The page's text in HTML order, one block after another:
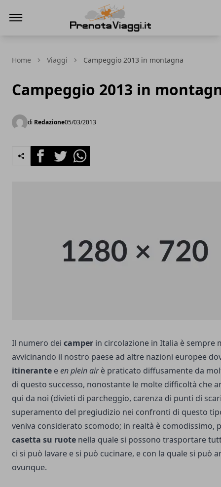
Home Viaggi Campeggio 2013 in montagna
Campeggio 2013 in
di Redazione05/03/2013
FacebookTwitterWhatsapp
Il numero dei camper in circolazione in Italia è sempre
avvicinando il nostro paese ad altre nazioni europee
itinerante een plein airè praticato diffusamente da
di questo successo, nonostante le molte difficoltà che
qui da noi (divieti di parcheggio, carenza di punti di
superamento del pregiudizio nei confronti di questo
veniva considerato scomodo; in realtà è comodissimo,
casetta su ruote nella quale si possono trasportare
ci si può lavare e si può cucinare, e con la quale si può
ovunque.